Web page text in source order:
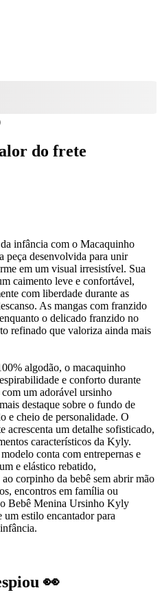
do frete
infância com o Macaquinho
desenvolvida para unir
em um visual irresistível. Sua
caimento leve e confortável,
com liberdade durante as
As mangas com franzido
o delicado franzido no
refinado que valoriza ainda mais
algodão, o macaquinho
e conforto durante
um adorável ursinho
destaque sobre o fundo de
e cheio de personalidade. O
acrescenta um detalhe sofisticado,
característicos da Kyly.
conta com entrepernas e
e elástico rebatido,
corpinho da bebê sem abrir mão
encontros em família ou
Bebê Menina Ursinho Kyly
estilo encantador para
👀